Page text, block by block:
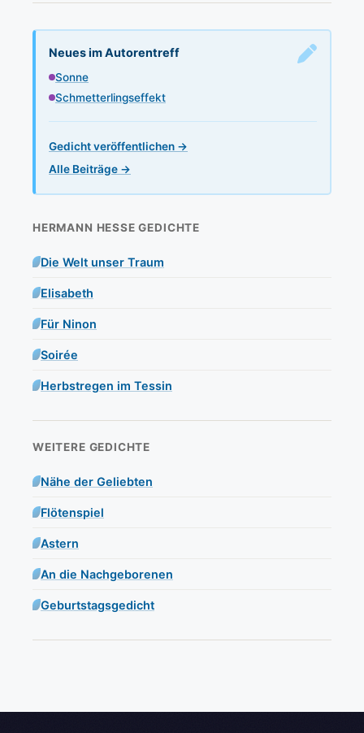
Neues im Autorentreff
Sonne
Schmetterlingseffekt
Gedicht veröffentlichen →
Alle Beiträge →
HERMANN HESSE GEDICHTE
Die Welt unser Traum
Elisabeth
Für Ninon
Soirée
Herbstregen im Tessin
WEITERE GEDICHTE
Nähe der Geliebten
Flötenspiel
Astern
An die Nachgeborenen
Geburtstagsgedicht